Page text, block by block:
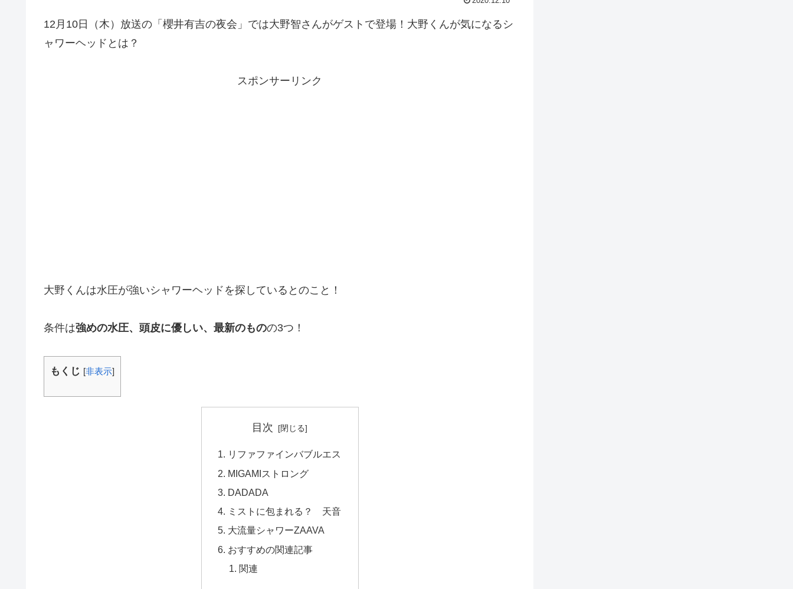
12月10日（木）放送の「櫻井有吉の夜会」では大野智さんがゲストで登場！大野くんが気になるシ
ャワーヘッドとは？
スポンサーリンク
大野くんは水圧が強いシャワーヘッドを探しているとのこと！
条件は強めの水圧、頭皮に優しい、最新のものの3つ！
もくじ [非表示]
目次
リファファインバブルエス
MIGAMIストロング
DADADA
ミストに包まれる？ 天音
大流量シャワーZAAVA
おすすめの関連記事
関連